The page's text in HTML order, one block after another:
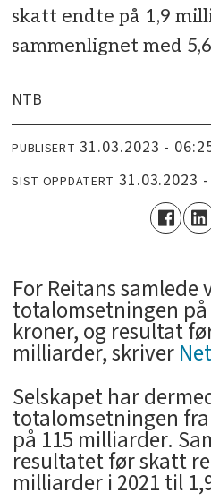
skatt endte på 1,9
sammenlignet med
NTB
PUBLISERT 31.03.2023 -
SIST OPPDATERT 31.03.2023
For Reitans
totalomsetningen
kroner, og resultat
milliarder, skriver
Selskapet har
totalomsetningen
på 115 milliarder.
resultatet før skatt
milliarder i 2021 til